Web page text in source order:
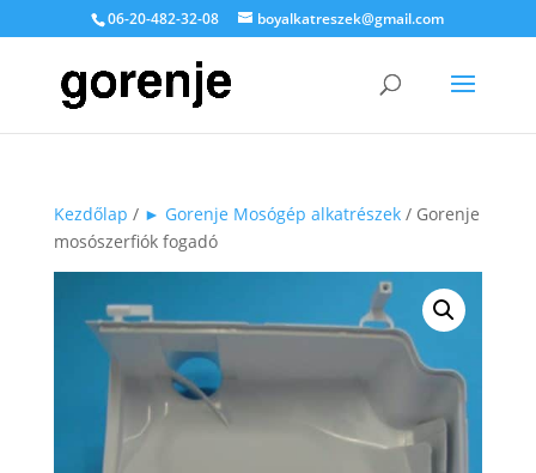
06-20-482-32-08 boyalkatreszek@gmail.com
Kezdőlap / ► Gorenje Mosógép alkatrészek/ Gorenje
mosószerfiók fogadó